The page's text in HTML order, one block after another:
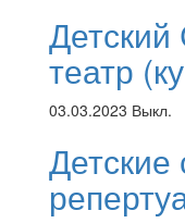
театр
03.03.2023 Выкл.
Детские